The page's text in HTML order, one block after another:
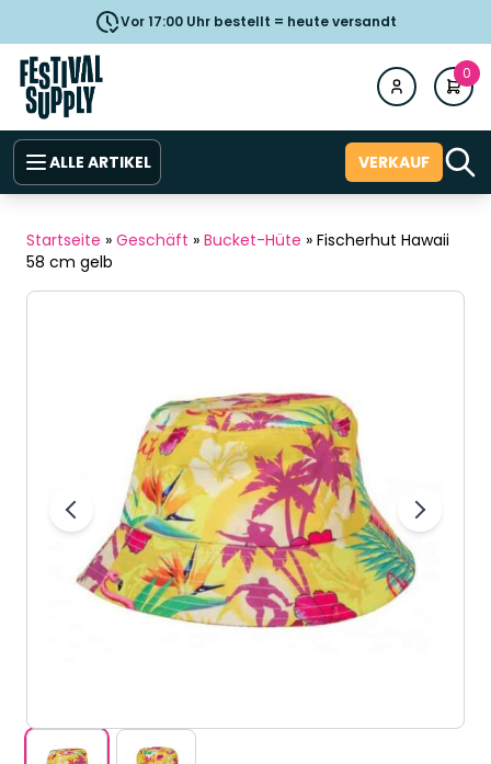
Vor 17:00 Uhr bestellt = heute versandt
0
ALLE ARTIKEL VERKAUF
Startseite » Geschäft » Bucket-Hüte » Fischerhut Hawaii
58 cm gelb